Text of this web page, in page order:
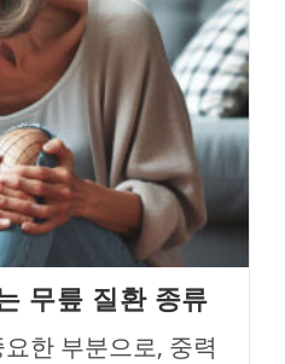
무릎 질환 종류
한 부분으로, 중력